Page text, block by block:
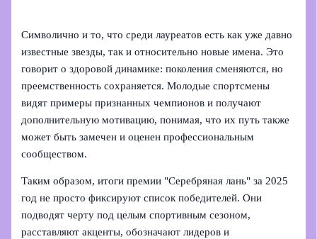
Символично и то, что среди лауреатов есть как уже давно
известные звезды, так и относительно новые имена. Это
говорит о здоровой динамике: поколения сменяются, но
преемственность сохраняется. Молодые спортсмены
видят примеры признанных чемпионов и получают
дополнительную мотивацию, понимая, что их путь также
может быть замечен и оценен профессиональным
сообществом.
Таким образом, итоги премии "Серебряная лань" за 2025
год не просто фиксируют список победителей. Они
подводят черту под целым спортивным сезоном,
расставляют акценты, обозначают лидеров и